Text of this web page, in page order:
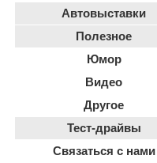
Автовыставки
Полезное
Юмор
Видео
Другое
Тест-драйвы
Связаться с нами